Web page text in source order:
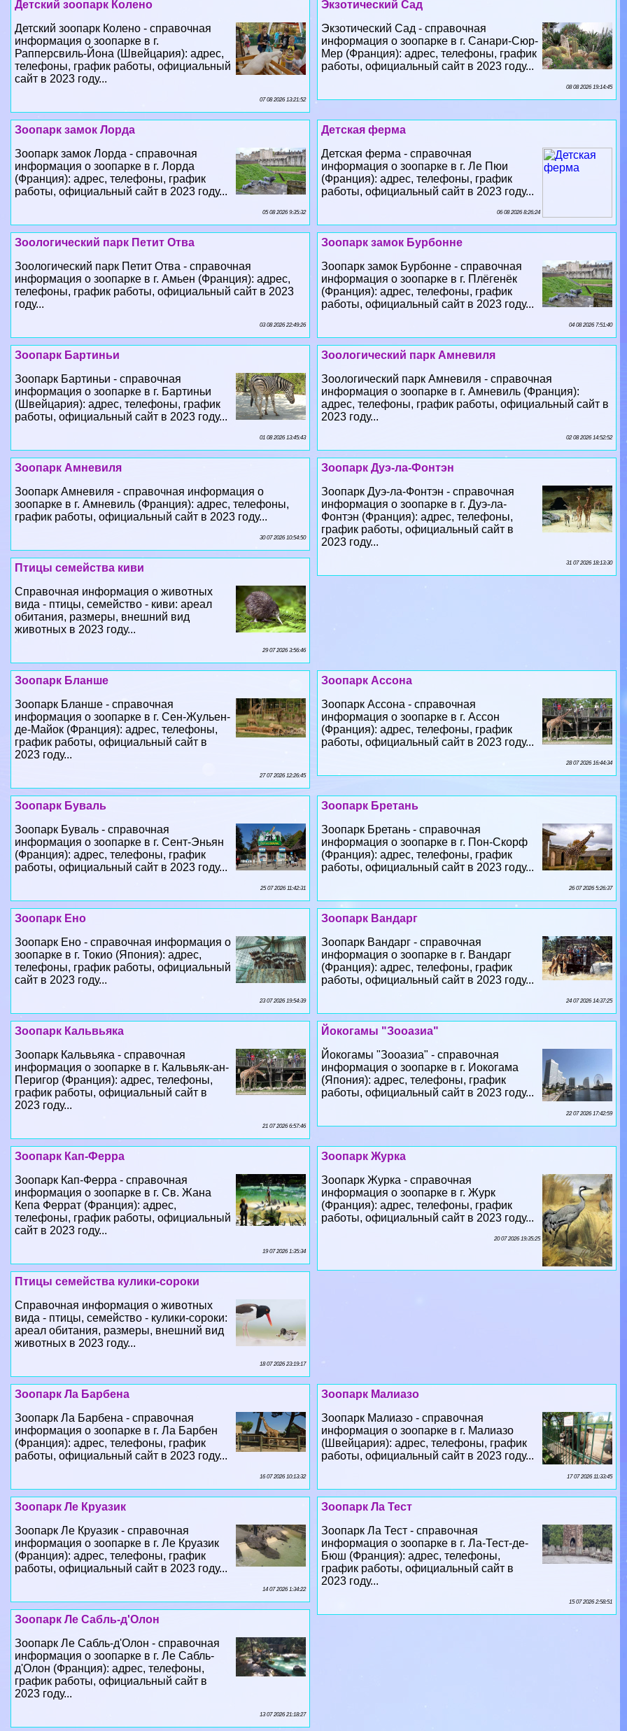
Мер (Франция): адрес, телефоны, график
работы, официальный сайт в 2023 году...
08 08 2026 19:14:45
Рапперсвиль-Йона (Швейцария): адрес,
телефоны, график работы, официальный
сайт в 2023 году...
07 08 2026 13:21:52
информация о зоопарке в г. Ле Пюи
(Франция): адрес, телефоны, график
работы, официальный сайт в 2023 году...
06 08 2026 8:26:24
Зоопарк замок Лорда
информация о зоопарке в г. Лорда
(Франция): адрес, телефоны, график
работы, официальный сайт в 2023 году...
05 08 2026 9:35:32
Зоопарк замок Бурбонне
информация о зоопарке в г. Плёгенёк
(Франция): адрес, телефоны, график
работы, официальный сайт в 2023 году...
04 08 2026 7:51:40
Зоологический парк Петит Отва
информация о зоопарке в г. Амьен (Франция): адрес,
телефоны, график работы, официальный сайт в 2023
году...
03 08 2026 22:49:26
Зоологический парк Амневиля
информация о зоопарке в г. Амневиль (Франция):
адрес, телефоны, график работы, официальный сайт в
2023 году...
02 08 2026 14:52:52
Зоопарк Бартиньи
информация о зоопарке в г. Бартиньи
(Швейцария): адрес, телефоны, график
работы, официальный сайт в 2023 году...
01 08 2026 13:45:43
Зоопарк Дуэ-ла-Фонтэн
информация о зоопарке в г. Дуэ-ла-
Фонтэн (Франция): адрес, телефоны,
график работы, официальный сайт в
2023 году...
31 07 2026 18:13:30
Зоопарк Амневиля
зоопарке в г. Амневиль (Франция): адрес, телефоны,
график работы, официальный сайт в 2023 году...
30 07 2026 10:54:50
Птицы семейства киви
вида - птицы, семейство - киви: ареал
обитания, размеры, внешний вид
животных в 2023 году...
29 07 2026 3:56:46
информация о зоопарке в г. Ассон
(Франция): адрес, телефоны, график
работы, официальный сайт в 2023 году...
28 07 2026 16:44:34
Зоопарк Бланше
информация о зоопарке в г. Сен-Жульен-
де-Майок (Франция): адрес, телефоны,
график работы, официальный сайт в
2023 году...
27 07 2026 12:26:45
информация о зоопарке в г. Пон-Скорф
(Франция): адрес, телефоны, график
работы, официальный сайт в 2023 году...
26 07 2026 5:26:37
Зоопарк Буваль
информация о зоопарке в г. Сент-Эньян
(Франция): адрес, телефоны, график
работы, официальный сайт в 2023 году...
25 07 2026 11:42:31
Зоопарк Вандарг
информация о зоопарке в г. Вандарг
(Франция): адрес, телефоны, график
работы, официальный сайт в 2023 году...
24 07 2026 14:37:25
Зоопарк Ено
зоопарке в г. Токио (Япония): адрес,
телефоны, график работы, официальный
сайт в 2023 году...
23 07 2026 19:54:39
Йокогамы "Зооазиа"
информация о зоопарке в г. Иокогама
(Япония): адрес, телефоны, график
работы, официальный сайт в 2023 году...
Зоопарк Кальвьяка
информация о зоопарке в г. Кальвьяк-ан-
Перигор (Франция): адрес, телефоны,
график работы, официальный сайт в
2023 году...
21 07 2026 6:57:46
информация о зоопарке в г. Журк
(Франция): адрес, телефоны, график
работы, официальный сайт в 2023 году...
20 07 2026 19:35:25
Зоопарк Кап-Ферра
информация о зоопарке в г. Св. Жана
Кепа Феррат (Франция): адрес,
телефоны, график работы, официальный
сайт в 2023 году...
19 07 2026 1:35:34
Птицы семейства кулики-сороки
вида - птицы, семейство - кулики-сороки:
ареал обитания, размеры, внешний вид
животных в 2023 году...
18 07 2026 23:19:17
информация о зоопарке в г. Малиазо
(Швейцария): адрес, телефоны, график
работы, официальный сайт в 2023 году...
17 07 2026 11:33:45
Зоопарк Ла Барбена
информация о зоопарке в г. Ла Барбен
(Франция): адрес, телефоны, график
работы, официальный сайт в 2023 году...
16 07 2026 10:13:32
Зоопарк Ла Тест
информация о зоопарке в г. Ла-Тест-де-
Бюш (Франция): адрес, телефоны,
график работы, официальный сайт в
2023 году...
15 07 2026 2:58:51
Зоопарк Ле Круазик
информация о зоопарке в г. Ле Круазик
(Франция): адрес, телефоны, график
работы, официальный сайт в 2023 году...
14 07 2026 1:34:22
Зоопарк Ле Сабль-д'Олон
информация о зоопарке в г. Ле Сабль-
д'Олон (Франция): адрес, телефоны,
график работы, официальный сайт в
2023 году...
13 07 2026 21:18:27
Зоопарк Люнарет